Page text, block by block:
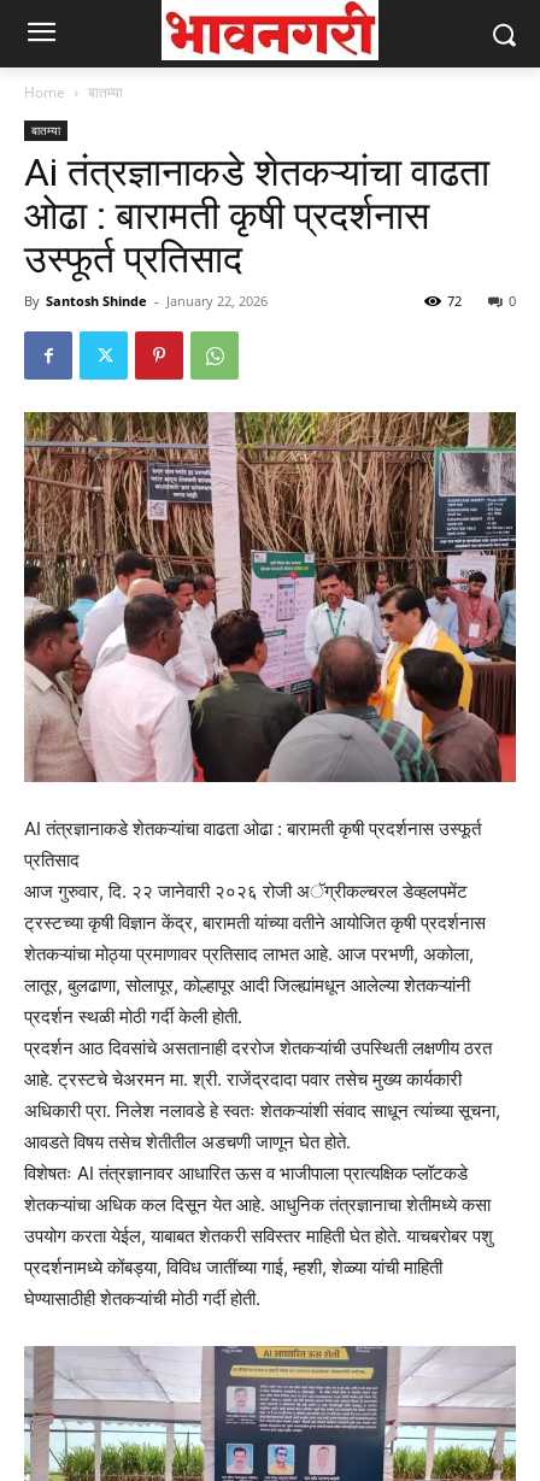
Home बातम्या
बातम्या
Ai तंत्रज्ञानाकडे शेतकऱ्यांचा वाढता
ओढा : बारामती कृषी प्रदर्शनास
उस्फूर्त प्रतिसाद
By Santosh Shinde - January 22, 2026 0
72
AI तंत्रज्ञानाकडे शेतकऱ्यांचा वाढता ओढा : बारामती कृषी प्रदर्शनास उस्फूर्त
प्रतिसाद
आज गुरुवार, दि. २२ जानेवारी २०२६ रोजी अॅग्रीकल्चरल डेव्हलपमेंट
ट्रस्टच्या कृषी विज्ञान केंद्र, बारामती यांच्या वतीने आयोजित कृषी प्रदर्शनास
शेतकऱ्यांचा मोठ्या प्रमाणावर प्रतिसाद लाभत आहे. आज परभणी, अकोला,
लातूर, बुलढाणा, सोलापूर, कोल्हापूर आदी जिल्ह्यांमधून आलेल्या शेतकऱ्यांनी
प्रदर्शन स्थळी मोठी गर्दी केली होती.
प्रदर्शन आठ दिवसांचे असतानाही दररोज शेतकऱ्यांची उपस्थिती लक्षणीय ठरत
आहे. ट्रस्टचे चेअरमन मा. श्री. राजेंद्रदादा पवार तसेच मुख्य कार्यकारी
अधिकारी प्रा. निलेश नलावडे हे स्वतः शेतकऱ्यांशी संवाद साधून त्यांच्या सूचना,
आवडते विषय तसेच शेतीतील अडचणी जाणून घेत होते.
विशेषतः AI तंत्रज्ञानावर आधारित ऊस व भाजीपाला प्रात्यक्षिक प्लॉटकडे
शेतकऱ्यांचा अधिक कल दिसून येत आहे. आधुनिक तंत्रज्ञानाचा शेतीमध्ये कसा
उपयोग करता येईल, याबाबत शेतकरी सविस्तर माहिती घेत होते. याचबरोबर पशु
प्रदर्शनामध्ये कोंबड्या, विविध जातींच्या गाई, म्हशी, शेळ्या यांची माहिती
घेण्यासाठीही शेतकऱ्यांची मोठी गर्दी होती.